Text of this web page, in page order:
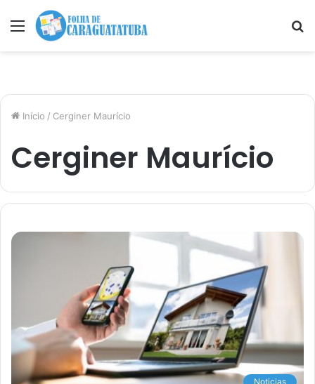
Menu
Início / Cerginer Maurício
Cerginer Maurício
Noticias